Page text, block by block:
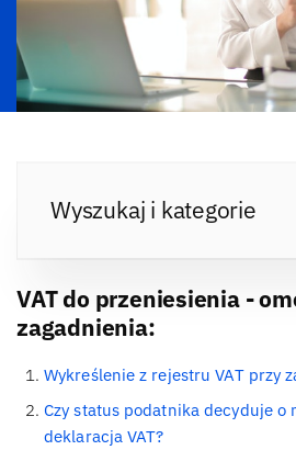
Wyszukaj i kategorie
VAT do przeniesienia -
zagadnienia:
Wykreślenie z rejestru VAT przy
Czy status podatnika decyduje o
deklaracja VAT?